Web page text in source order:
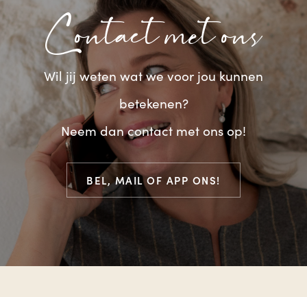
Contact met ons
Wil jij weten wat we voor jou kunnen
betekenen?
Neem dan contact met ons op!
BEL, MAIL OF APP ONS!